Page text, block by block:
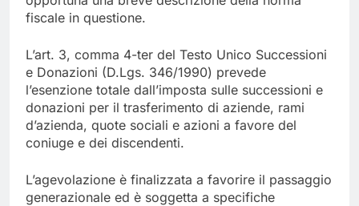
fiscale in questione.
L’art. 3, comma 4-ter del Testo Unico Successioni
e Donazioni (D.Lgs. 346/1990) prevede
l’esenzione totale dall’imposta sulle successioni e
donazioni per il trasferimento di aziende, rami
d’azienda, quote sociali e azioni a favore del
coniuge e dei discendenti.
L’agevolazione è finalizzata a favorire il passaggio
generazionale ed è soggetta a specifiche